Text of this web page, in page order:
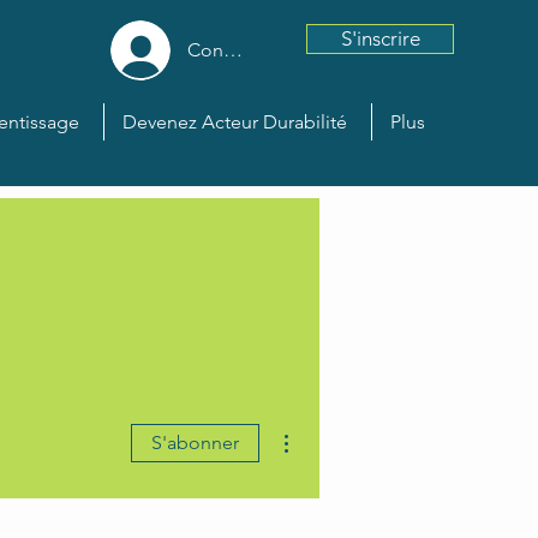
Connexion S'inscrire
Devenez Acteur Durabilité Plus
S'abonner